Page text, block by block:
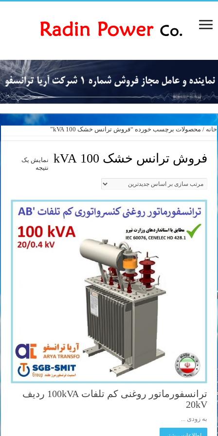
خانه / محصولات برچسب خورده “فروش ترانس خشک 100 kVA”
فروش ترانس خشک 100 kVA
نمایش یک
نتیجه
ترانسفورماتور روغنی کم تلفات 100kVA ردیف
20kV
به زودی ...